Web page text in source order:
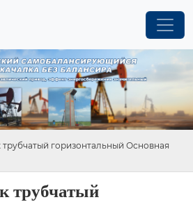
горизонтальный Основная
трубчатый